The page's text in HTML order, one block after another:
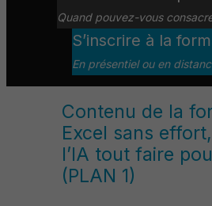
Quand pouvez-vous
S’inscrire à la
En présentiel ou en
Contenu de la
Excel sans
l’IA tout faire
(PLAN 1)